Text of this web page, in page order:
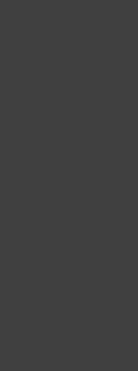
ました。 温度差のな
す。 玄関に行くたび